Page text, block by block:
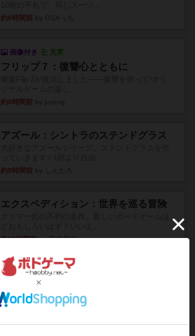
約8時間前
画像付き 充実
フリップ７：復讐心とともに
約8時間前
アズール：シントラのステンドグラス
約9時間前
エクスペディション：世界を巡る冒険
約10時間前by 田中昌平
スライプ
メインコマ一つサブコマ四つでそれぞれプレイし
ます。動かし方はコマか壁に...
約10時間前 by くみ